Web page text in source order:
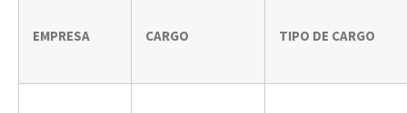
EMPRESA CARGO TIPO DE CARGO